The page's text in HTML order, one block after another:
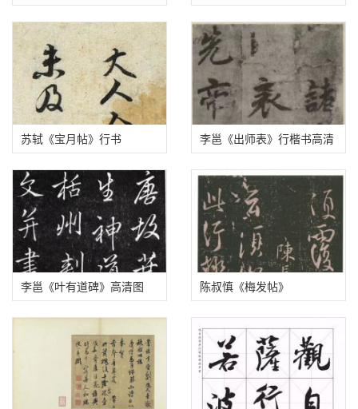
（醉梦帖）
高清单字版
苏轼《宝月帖》行书
李邕《出师表》行楷书高清
图
李邕《叶有道碑》高清图
（注释版）
陈叔慎《梅发帖》